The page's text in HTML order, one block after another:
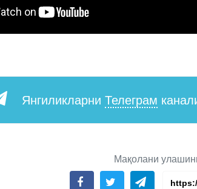
Янгиликларни Телеграм
Мақолани